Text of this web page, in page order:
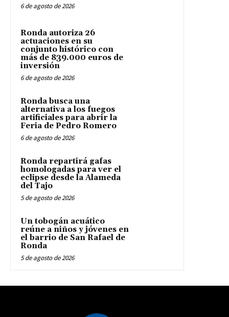
6 de agosto de 2026
Ronda autoriza 26
actuaciones en su
conjunto histórico con
más de 839.000 euros de
inversión
6 de agosto de 2026
Ronda busca una
alternativa a los fuegos
artificiales para abrir la
Feria de Pedro Romero
6 de agosto de 2026
Ronda repartirá gafas
homologadas para ver el
eclipse desde la Alameda
del Tajo
5 de agosto de 2026
Un tobogán acuático
reúne a niños y jóvenes en
el barrio de San Rafael de
Ronda
5 de agosto de 2026